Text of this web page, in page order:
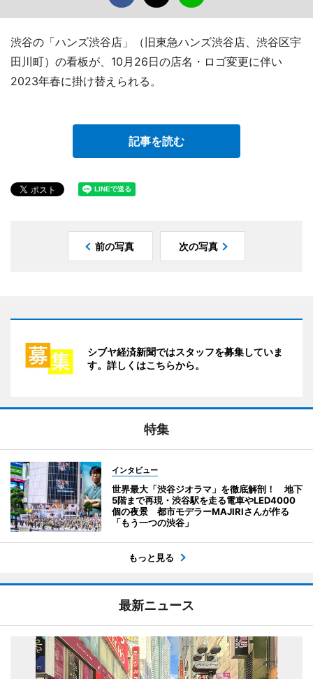
渋谷の「ハンズ渋谷店」（旧東急ハンズ渋谷店、渋谷区宇
田川町）の看板が、10月26日の店名・ロゴ変更に伴い
2023年春に掛け替えられる。
記事を読む
前の写真 次の写真
シブヤ経済新聞ではスタッフを募集していま
す。詳しくはこちらから。
特集
インタビュー
世界最大「渋谷ジオラマ」を徹底解剖！ 地下
5階まで再現・渋谷駅を走る電車やLED4000
個の夜景 都市モデラーMAJIRIさんが作る
「もう一つの渋谷」
もっと見る
最新ニュース